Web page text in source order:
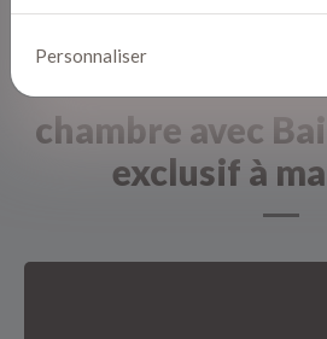
chambre avec
exclusif à
Personnaliser